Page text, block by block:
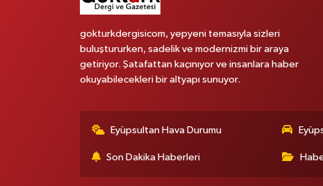
gokturkdergisicom, yepyeni temasıyla sizleri
buluştururken, sadelik ve modernizmi bir araya
getiriyor. Şatafattan kaçınıyor ve insanlara haber
okuyabilecekleri bir altyapı sunuyor.
Eyüpsultan Hava Durumu
Son Dakika Haberleri